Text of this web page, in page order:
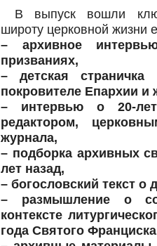
В выпуск вошли
широту церковной жизни
– архивное
призваниях,
– детская
покровителе Епархии и
– интервью о 20-
редактором,
журнала,
– подборка архивных
лет назад,
– богословский текст о
– размышление о
контексте
года Святого